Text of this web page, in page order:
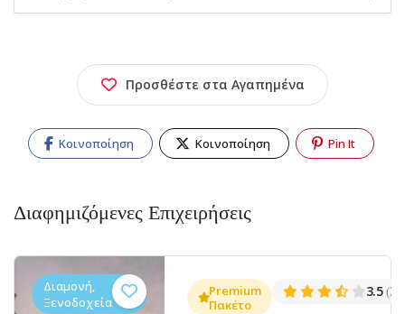
Προσθέστε στα Αγαπημένα
Κοινοποίηση Κοινοποίηση Pin It
Διαφημιζόμενες Επιχειρήσεις
(273)
Διαμονή,
Ξενοδοχεία
Premium
Πακέτο